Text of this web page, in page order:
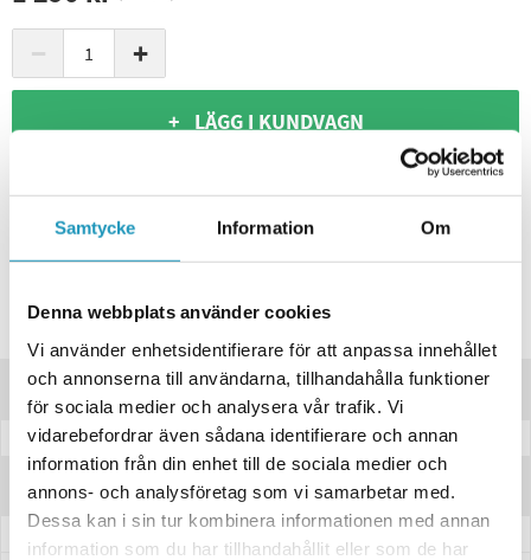
Samtycke Information Om
Denna webbplats använder cookies
Vi använder enhetsidentifierare för att anpassa innehållet
och annonserna till användarna, tillhandahålla funktioner
för sociala medier och analysera vår trafik. Vi
vidarebefordrar även sådana identifierare och annan
information från din enhet till de sociala medier och
annons- och analysföretag som vi samarbetar med.
Dessa kan i sin tur kombinera informationen med annan
information som du har tillhandahållit eller som de har
− +
+ LÄGG I KUNDVAGN
Frågor om produkten?
Produktinformation
Recensioner